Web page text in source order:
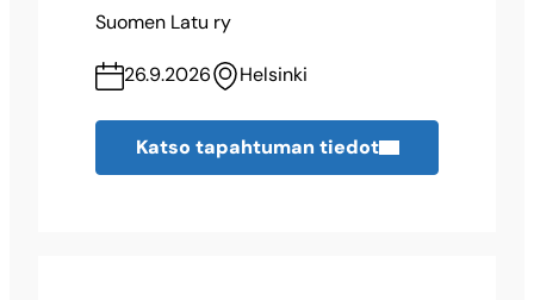
Suomen Latu ry
26.9.2026 Helsinki
Katso tapahtuman tiedot